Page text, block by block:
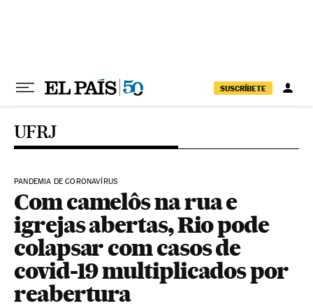
SUSCRÍBETE
UFRJ
PANDEMIA DE CORONAVÍRUS
Com camelôs na rua e
igrejas abertas, Rio pode
colapsar com casos de
covid-19 multiplicados por
reabertura